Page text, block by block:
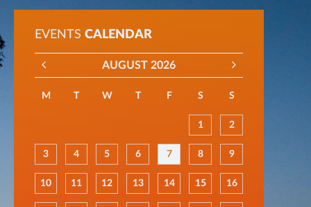
EVENTS CALENDAR
AUGUST 2026
M T W T F S S
1 2
3 4 5 6 7 8 9
10 11 12 13 14 15 16